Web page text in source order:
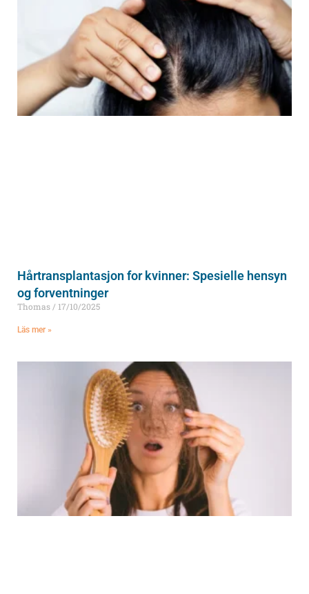
Hårtransplantasjon for kvinner: Spesielle hensyn
og forventninger
Thomas 17/10/2025
Läs mer »